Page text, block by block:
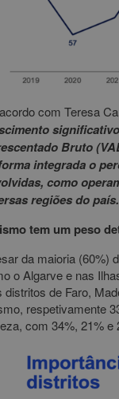
com Teresa
Bruto
integrada o
como
regiões do
tem um peso
da maioria (60%)
o Algarve e nas
distritos de Faro,
respetivamente
com 34%, 21%